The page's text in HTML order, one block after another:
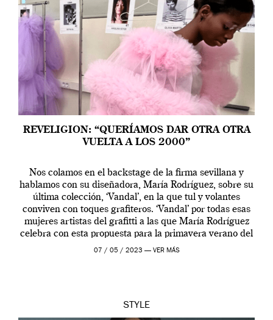
REVELIGION: “QUERÍAMOS DAR OTRA OTRA
VUELTA A LOS 2000”
Nos colamos en el backstage de la firma sevillana y
hablamos con su diseñadora, María Rodríguez, sobre su
última colección, ‘Vandal’, en la que tul y volantes
conviven con toques grafiteros. ‘Vandal’ por todas esas
mujeres artistas del grafitti a las que María Rodríguez
celebra con esta propuesta para la primavera verano del
2024. «Lady […]
07 / 05 / 2023 — VER MÁS
STYLE